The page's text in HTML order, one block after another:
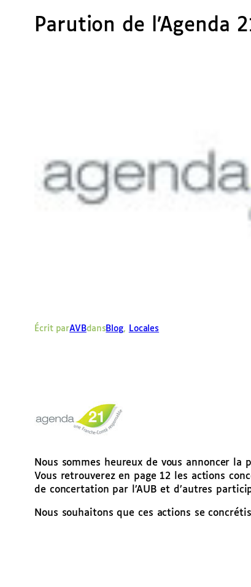
Parution de l’Agenda
Écrit parAVBdans Blog, Locales
Nous sommes heureux de vous annoncer la
Vous retrouverez en page 12 les actions
de concertation par l’AUB et d’autres
Nous souhaitons que ces actions se